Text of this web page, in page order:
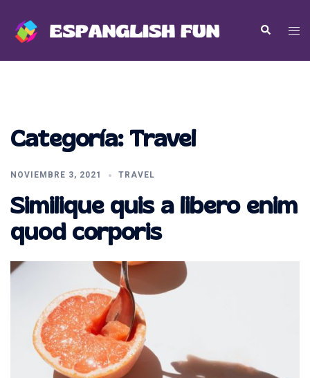
contenido
Buscar
Categoría: Travel
NOVIEMBRE 3, 2021 TRAVEL
Similique quis a libero enim
quod corporis